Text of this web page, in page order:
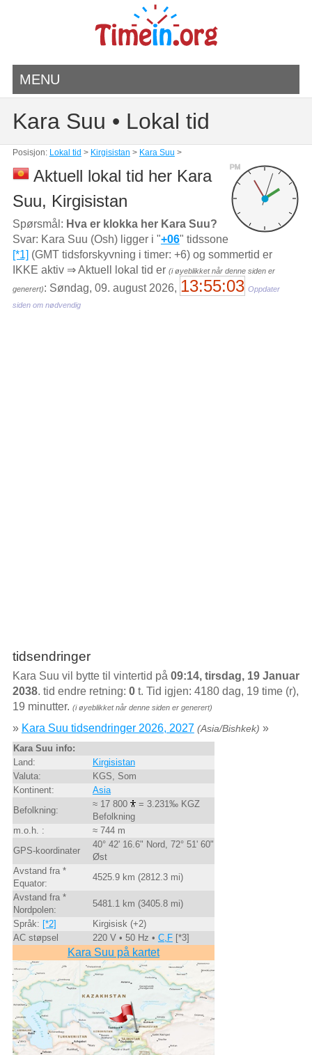
MENU
Kara Suu • Lokal tid
Posisjon: Lokal tid > Kirgisistan > Kara Suu >
PM
Aktuell lokal tid her Kara
Suu, Kirgisistan
Spørsmål: Hva er klokka her Kara Suu?
Svar: Kara Suu (Osh) ligger i "+06" tidssone
[*1] (GMT tidsforskyvning i timer: +6) og sommertid er
IKKE aktiv ⇒ Aktuell lokal tid er (i øyeblikket når denne siden er
generert): Søndag, 09. august 2026, 13:55:03 Oppdater
siden om nødvendig
tidsendringer
Kara Suu vil bytte til vintertid på 09:14, tirsdag, 19 Januar
2038. tid endre retning: 0t. Tid igjen: 4180 dag, 19 time (r),
19 minutter. (i øyeblikket når denne siden er generert)
» Kara Suu tidsendringer 2026, 2027 (Asia/Bishkek) »
Kara Suu info:
Land:
Kirgisistan
Valuta:
KGS, Som
Kontinent:
Asia
Befolkning:
≈ 17 800
= 3.231‰ KGZ
Befolkning
m.o.h. :
≈ 744 m
GPS-koordinater
40° 42' 16.6" Nord, 72° 51' 60"
Øst
Avstand fra *
Equator:
4525.9 km (2812.3 mi)
Avstand fra *
Nordpolen:
5481.1 km (3405.8 mi)
Språk: [*2]
Kirgisisk (+2)
AC støpsel
220 V • 50 Hz • C,F[*3]
Kara Suu på kartet